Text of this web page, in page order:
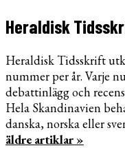
Heraldisk
Heraldisk Tidsskrift
nummer per år. Varje
debattinlägg och
Hela Skandinavien
danska, norska eller
äldre artiklar »